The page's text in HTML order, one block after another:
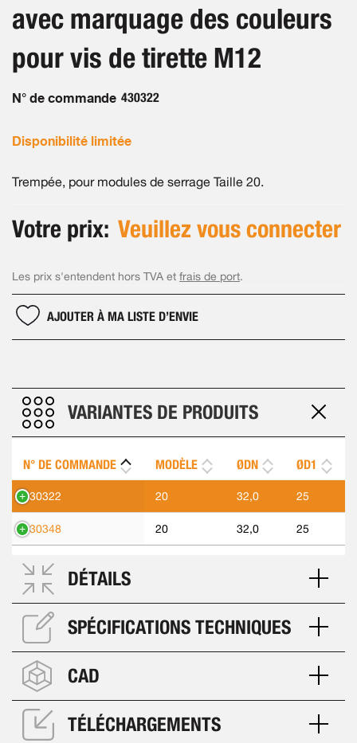
images
avec marquage des couleurs
pour vis de tirette M12
N° de commande 430322
Disponibilité limitée
Trempée, pour modules de serrage Taille 20.
Votre prix: Veuillez vous connecter
Les prix s'entendent hors TVA et frais de port.
AJOUTER À MA LISTE D’ENVIE
VARIANTES DE PRODUITS
N° DE COMMANDE MODÈLE ØDN ØD1
430322 20 32,0 25
430348 20 32,0 25
DÉTAILS
SPÉCIFICATIONS TECHNIQUES
CAD
TÉLÉCHARGEMENTS